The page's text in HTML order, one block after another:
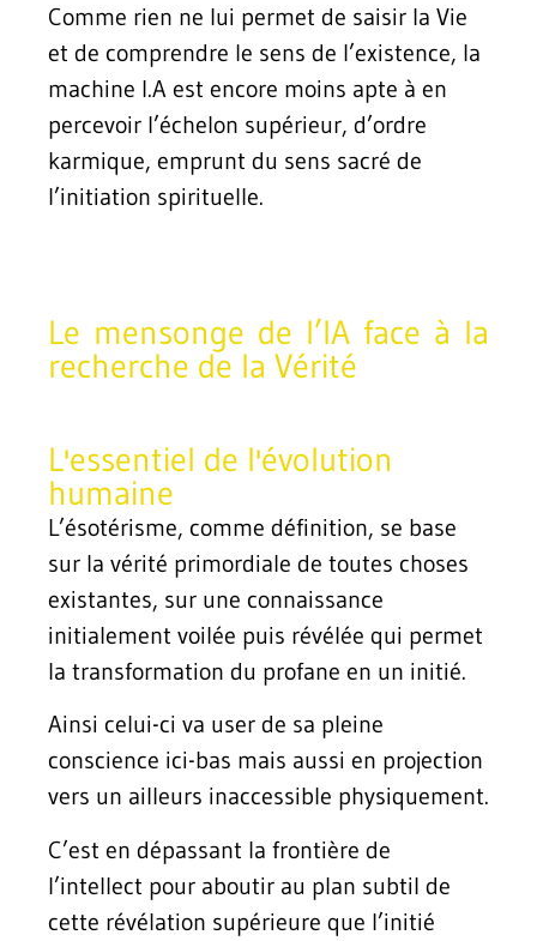
Comme rien ne lui permet de saisir la Vie
et de comprendre le sens de l’existence, la
machine I.A est encore moins apte à en
percevoir l’échelon supérieur, d’ordre
karmique, emprunt du sens sacré de
l’initiation spirituelle.
Le mensonge de l’IA face à la
recherche de la Vérité
L'essentiel de l'évolution
humaine
L’ésotérisme, comme définition, se base
sur la vérité primordiale de toutes choses
existantes, sur une connaissance
initialement voilée puis révélée qui permet
la transformation du profane en un initié.
Ainsi celui-ci va user de sa pleine
conscience ici-bas mais aussi en projection
vers un ailleurs inaccessible physiquement.
C’est en dépassant la frontière de
l’intellect pour aboutir au plan subtil de
cette révélation supérieure que l’initié